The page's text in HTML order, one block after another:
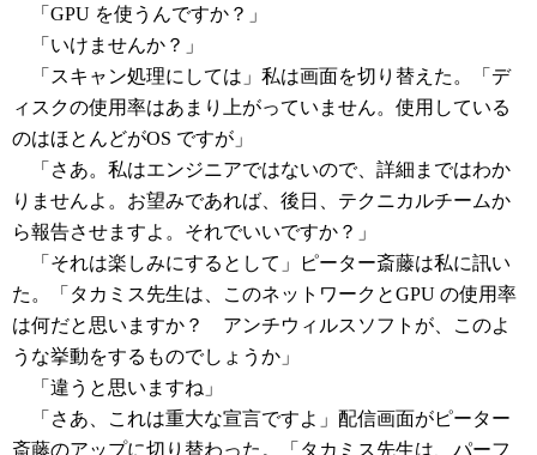
「GPU を使うんですか？」
「いけませんか？」
「スキャン処理にしては」私は画面を切り替えた。「デ
ィスクの使用率はあまり上がっていません。使用している
のはほとんどがOS ですが」
「さあ。私はエンジニアではないので、詳細まではわか
りませんよ。お望みであれば、後日、テクニカルチームか
ら報告させますよ。それでいいですか？」
「それは楽しみにするとして」ピーター斎藤は私に訊い
た。「タカミス先生は、このネットワークとGPU の使用率
は何だと思いますか？ アンチウィルスソフトが、このよ
うな挙動をするものでしょうか」
「違うと思いますね」
「さあ、これは重大な宣言ですよ」配信画面がピーター
斎藤のアップに切り替わった。「タカミス先生は、パーフ